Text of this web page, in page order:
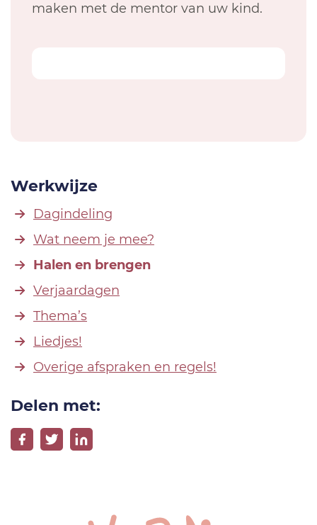
maken met de mentor van uw kind.
Werkwijze
Dagindeling
Wat neem je mee?
Halen en brengen
Verjaardagen
Thema’s
Liedjes!
Overige afspraken en regels!
Delen met: